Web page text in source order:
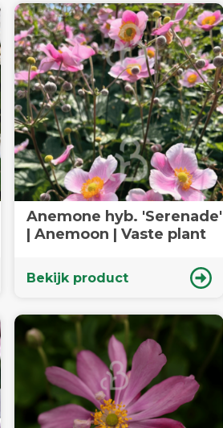
Anemone hyb. 'Serenade'
| Anemoon | Vaste plant
Bekijk product